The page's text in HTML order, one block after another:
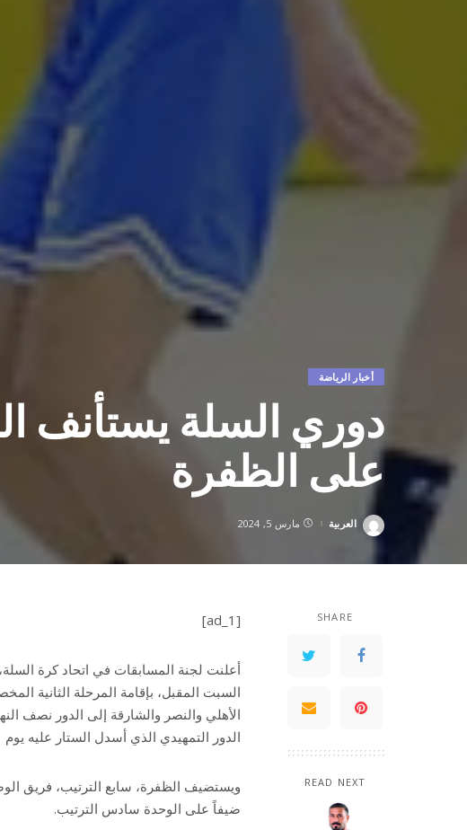
أخبار الرياضة
دوري السلة يستأنف
على الظفرة
Posted
العربية مارس 5, 2024
SHARE
READ NEXT
[ad_1]
أعلنت لجنة المسابقات في اتحاد كرة
السبت المقبل، بإقامة المرحلة الثانية
الأهلي والنصر والشارقة إلى الدور نصف
الدور التمهيدي الذي أسدل الستار عليه يوم 11 يناير الماضي.
ويستضيف الظفرة، سابع الترتيب، فريق
ضيفاً على الوحدة سادس الترتيب.